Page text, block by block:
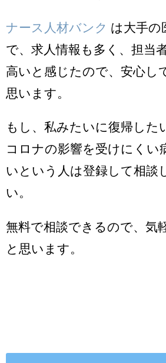
ナース人材バンク は大手の
で、求人情報も多く、担当
高いと感じたので、安心し
思います。
もし、私みたいに復帰した
コロナの影響を受けにくい
いという人は登録して相談
い。
無料で相談できるので、気
と思います。